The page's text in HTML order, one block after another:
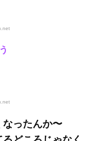
ったんか〜